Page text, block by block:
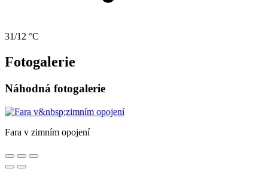
31/12 °C
Fotogalerie
Náhodná fotogalerie
Fara v zimním opojení